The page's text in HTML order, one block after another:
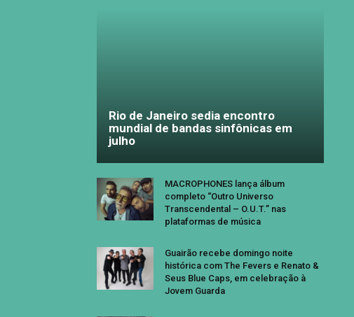
Rio de Janeiro sedia encontro
mundial de bandas sinfônicas em
julho
MACROPHONES lança álbum
completo “Outro Universo
Transcendental – O.U.T.” nas
plataformas de música
Guairão recebe domingo noite
histórica com The Fevers e Renato &
Seus Blue Caps, em celebração à
Jovem Guarda